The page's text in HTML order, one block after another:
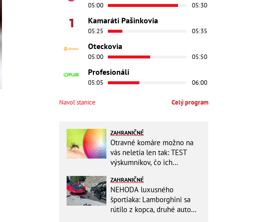
05:00 05:30
Kamaráti Pašinkovia
05:25 05:35
Oteckovia
05:00 05:50
Profesionáli
05:05 06:00
Navoľ stanice Celý program
ZAHRANIČNÉ
Otravné komáre možno na
vás neletia len tak: TEST
výskumníkov, čo ich
ZAHRANIČNÉ
NEHODA luxusného
športiaka: Lamborghini sa
rútilo z kopca, druhé auto